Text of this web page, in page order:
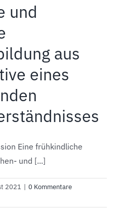
und
aus
eines
Eine frühkindliche
und [...]
2021 | 0 Kommentare